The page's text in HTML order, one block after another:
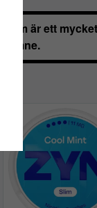
är ett
ämne.